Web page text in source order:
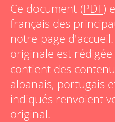
Ce document (PDF)
français des
notre page
originale est
contient des
albanais, portugais
indiqués renvoient
original.